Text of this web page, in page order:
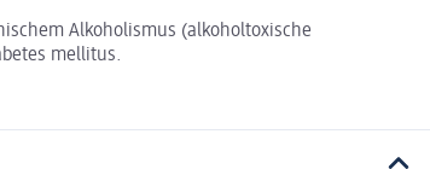
Alkoholismus (alkoholtoxische
mellitus.